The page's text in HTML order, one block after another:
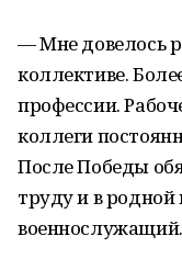
— Мне довелось
коллективе.
профессии.
коллеги
После Победы
труду и в
военнослужащий.